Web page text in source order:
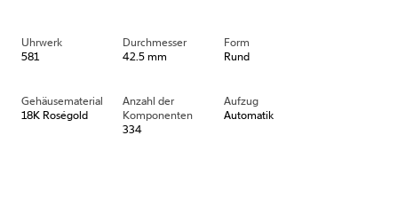
Uhrwerk
581
Durchmesser
42.5 mm
Form
Rund
Gehäusematerial
18K Roségold
Anzahl der
Komponenten
334
Aufzug
Automatik